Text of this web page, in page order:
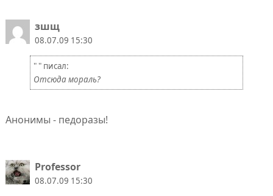
зшщ
08.07.09 15:30
" " писал:
Отсюда мораль?
Анонимы - педоразы!
Professor
08.07.09 15:30